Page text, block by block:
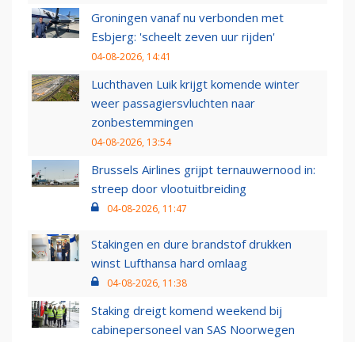
Groningen vanaf nu verbonden met
Esbjerg: 'scheelt zeven uur rijden'
04-08-2026, 14:41
Luchthaven Luik krijgt komende winter
weer passagiersvluchten naar
zonbestemmingen
04-08-2026, 13:54
Brussels Airlines grijpt ternauwernood in:
streep door vlootuitbreiding
04-08-2026, 11:47
Stakingen en dure brandstof drukken
winst Lufthansa hard omlaag
04-08-2026, 11:38
Staking dreigt komend weekend bij
cabinepersoneel van SAS Noorwegen